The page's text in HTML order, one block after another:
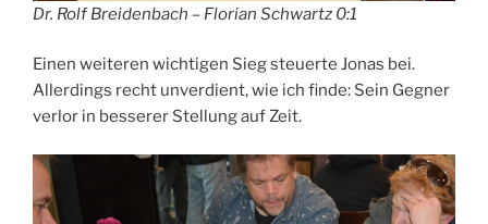
Dr. Rolf Breidenbach – Florian Schwartz 0:1
Einen weiteren wichtigen Sieg steuerte Jonas bei.
Allerdings recht unverdient, wie ich finde: Sein Gegner
verlor in besserer Stellung auf Zeit.